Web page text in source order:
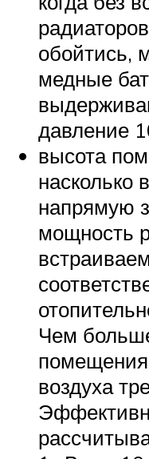
обойтись,
медные
давление
высота
насколько
напрямую
мощность
Чем
воздуха